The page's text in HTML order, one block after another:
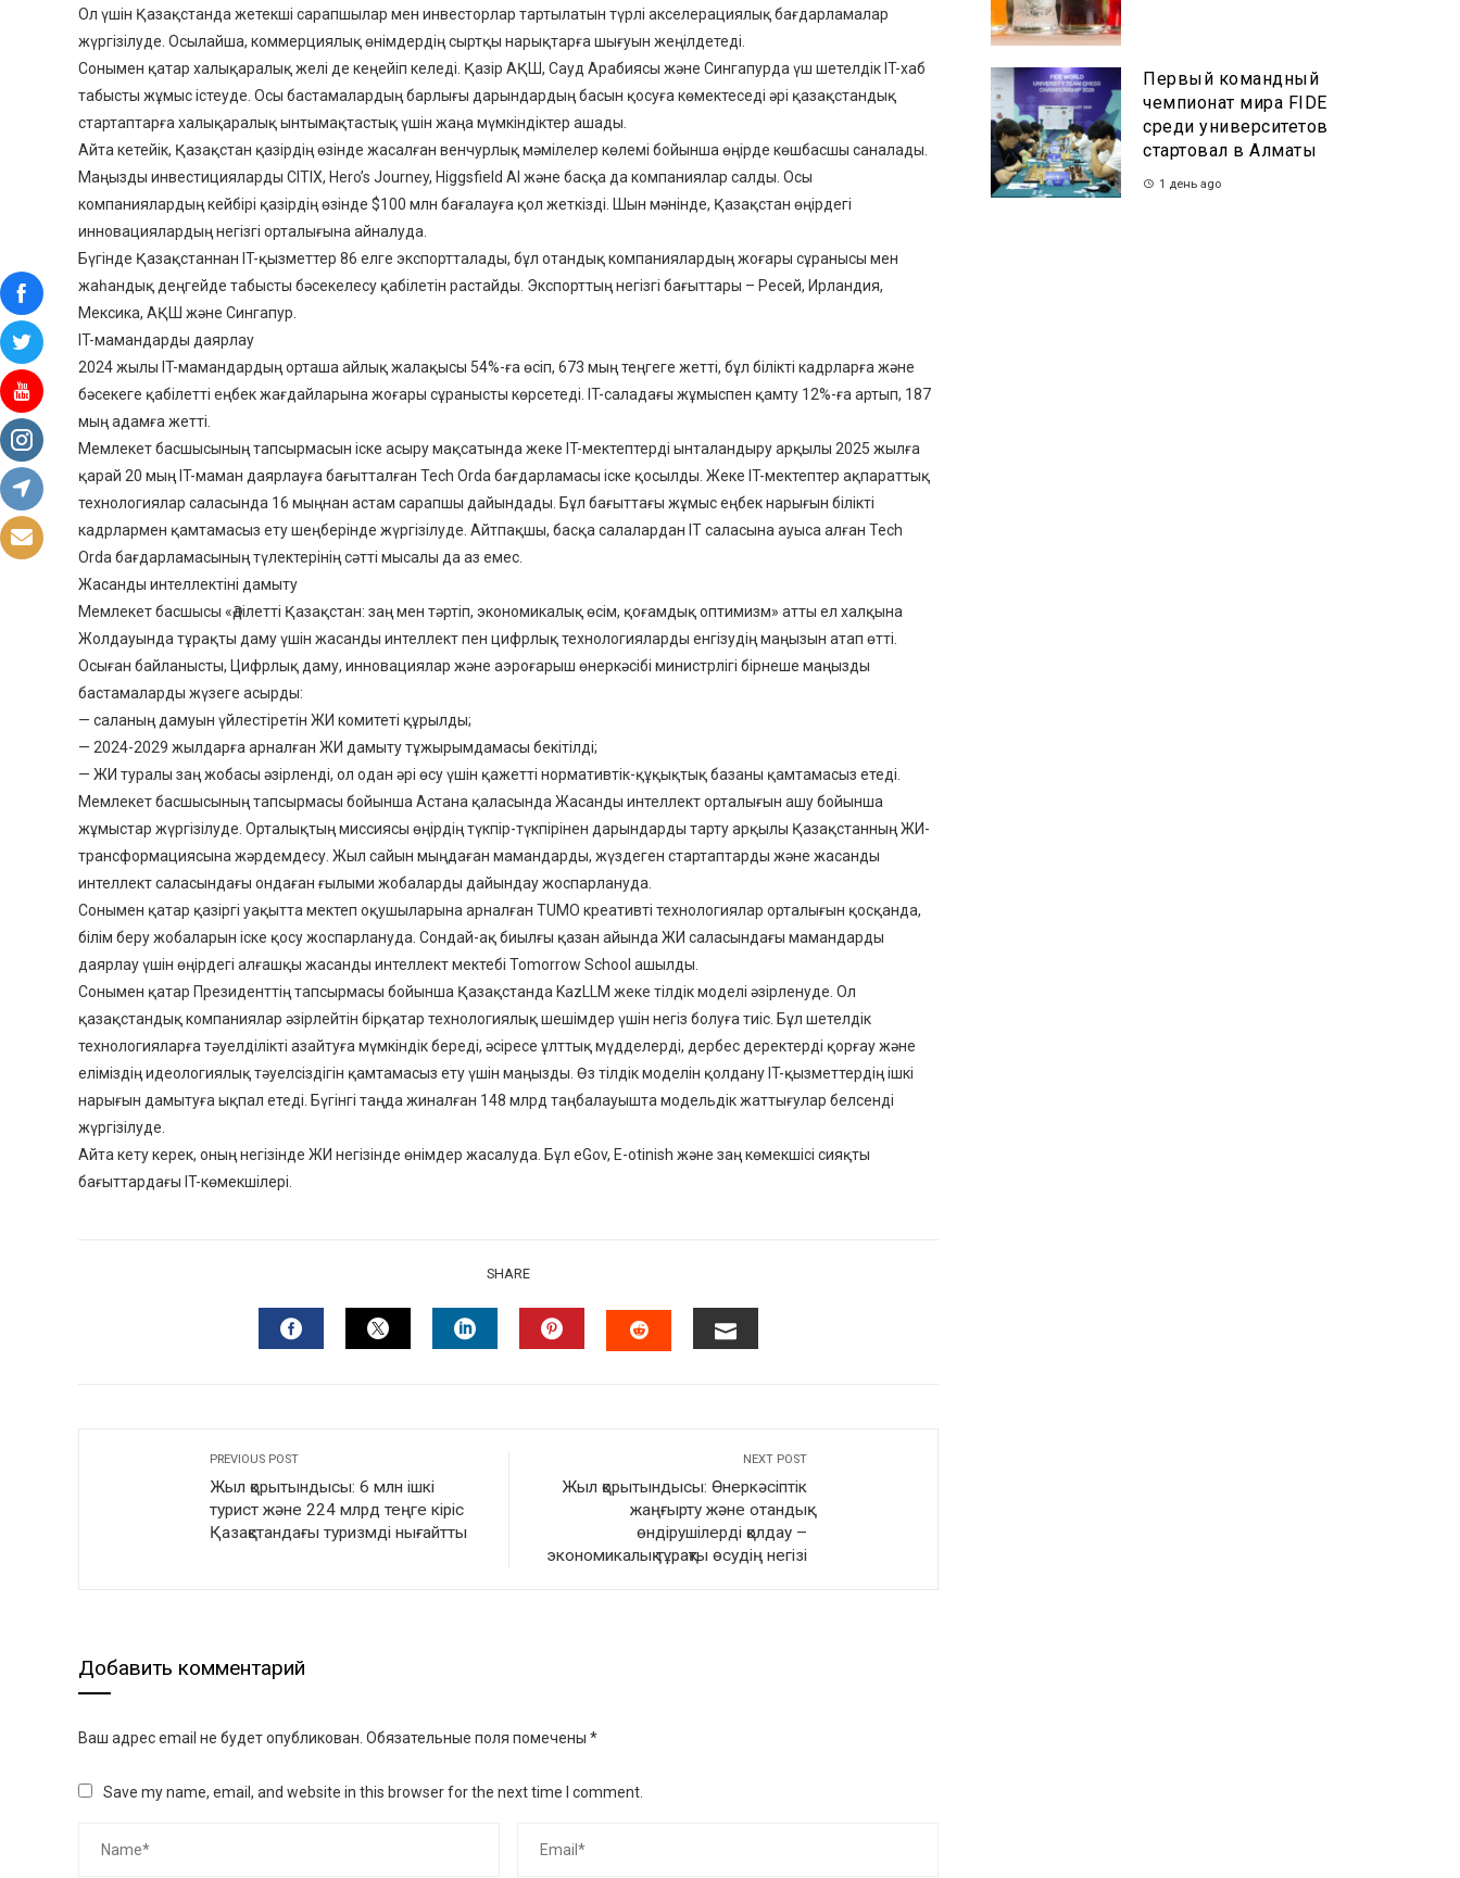
Ол үшін Қазақстанда жетекші сарапшылар мен инвесторлар тартылатын түрлі акселерациялық бағдарламалар
жүргізілуде. Осылайша, коммерциялық өнімдердің сыртқы нарықтарға шығуын жеңілдетеді.
Сонымен қатар халықаралық желі де кеңейіп келеді. Қазір АҚШ, Сауд Арабиясы және Сингапурда үш шетелдік IT-хаб
табысты жұмыс істеуде. Осы бастамалардың барлығы дарындардың басын қосуға көмектеседі әрі қазақстандық
стартаптарға халықаралық ынтымақтастық үшін жаңа мүмкіндіктер ашады.
Айта кетейік, Қазақстан қазірдің өзінде жасалған венчурлық мәмілелер көлемі бойынша өңірде көшбасшы саналады.
Маңызды инвестицияларды CITIX, Hero’s Journey, Higgsfield AI және басқа да компаниялар салды. Осы
компаниялардың кейбірі қазірдің өзінде $100 млн бағалауға қол жеткізді. Шын мәнінде, Қазақстан өңірдегі
инновациялардың негізгі орталығына айналуда.
Бүгінде Қазақстаннан IT-қызметтер 86 елге экспортталады, бұл отандық компаниялардың жоғары сұранысы мен
жаһандық деңгейде табысты бәсекелесу қабілетін растайды. Экспорттың негізгі бағыттары – Ресей, Ирландия,
Мексика, АҚШ және Сингапур.
IT-мамандарды даярлау
2024 жылы IT-мамандардың орташа айлық жалақысы 54%-ға өсіп, 673 мың теңгеге жетті, бұл білікті кадрларға және
бәсекеге қабілетті еңбек жағдайларына жоғары сұранысты көрсетеді. IT-саладағы жұмыспен қамту 12%-ға артып, 187
мың адамға жетті.
Мемлекет басшысының тапсырмасын іске асыру мақсатында жеке IT-мектептерді ынталандыру арқылы 2025 жылға
қарай 20 мың IT-маман даярлауға бағытталған Tech Orda бағдарламасы іске қосылды. Жеке IT-мектептер ақпараттық
технологиялар саласында 16 мыңнан астам сарапшы дайындады. Бұл бағыттағы жұмыс еңбек нарығын білікті
кадрлармен қамтамасыз ету шеңберінде жүргізілуде. Айтпақшы, басқа салалардан IT саласына ауыса алған Tech
Orda бағдарламасының түлектерінің сәтті мысалы да аз емес.
Жасанды интеллектіні дамыту
Мемлекет басшысы «Әділетті Қазақстан: заң мен тәртіп, экономикалық өсім, қоғамдық оптимизм» атты ел халқына
Жолдауында тұрақты даму үшін жасанды интеллект пен цифрлық технологияларды енгізудің маңызын атап өтті.
Осыған байланысты, Цифрлық даму, инновациялар және аэроғарыш өнеркәсібі министрлігі бірнеше маңызды
бастамаларды жүзеге асырды:
— саланың дамуын үйлестіретін ЖИ комитеті құрылды;
— 2024-2029 жылдарға арналған ЖИ дамыту тұжырымдамасы бекітілді;
— ЖИ туралы заң жобасы әзірленді, ол одан әрі өсу үшін қажетті нормативтік-құқықтық базаны қамтамасыз етеді.
Мемлекет басшысының тапсырмасы бойынша Астана қаласында Жасанды интеллект орталығын ашу бойынша
жұмыстар жүргізілуде. Орталықтың миссиясы өңірдің түкпір-түкпірінен дарындарды тарту арқылы Қазақстанның ЖИ-
трансформациясына жәрдемдесу. Жыл сайын мыңдаған мамандарды, жүздеген стартаптарды және жасанды
интеллект саласындағы ондаған ғылыми жобаларды дайындау жоспарлануда.
Сонымен қатар қазіргі уақытта мектеп оқушыларына арналған TUMO креативті технологиялар орталығын қосқанда,
білім беру жобаларын іске қосу жоспарлануда. Сондай-ақ биылғы қазан айында ЖИ саласындағы мамандарды
даярлау үшін өңірдегі алғашқы жасанды интеллект мектебі Tomorrow School ашылды.
Сонымен қатар Президенттің тапсырмасы бойынша Қазақстанда KazLLM жеке тілдік моделі әзірленуде. Ол
қазақстандық компаниялар әзірлейтін бірқатар технологиялық шешімдер үшін негіз болуға тиіс. Бұл шетелдік
технологияларға тәуелділікті азайтуға мүмкіндік береді, әсіресе ұлттық мүдделерді, дербес деректерді қорғау және
еліміздің идеологиялық тәуелсіздігін қамтамасыз ету үшін маңызды. Өз тілдік моделін қолдану IT-қызметтердің ішкі
нарығын дамытуға ықпал етеді. Бүгінгі таңда жиналған 148 млрд таңбалауышта модельдік жаттығулар белсенді
жүргізілуде.
Айта кету керек, оның негізінде ЖИ негізінде өнімдер жасалуда. Бұл eGov, E-otinish және заң көмекшісі сияқты
бағыттардағы IT-көмекшілері.
SHARE
PREVIOUS POST
Жыл қорытындысы: 6 млн ішкі
турист және 224 млрд теңге кіріс
Қазақстандағы туризмді нығайтты
NEXT POST
Жыл қорытындысы: Өнеркәсіптік
жаңғырту және отандық
өндірушілерді қолдау –
экономикалық тұрақты өсудің негізі
Добавить комментарий
Ваш адрес email не будет опубликован. Обязательные поля помечены *
Save my name, email, and website in this browser for the next time I comment.
Первый командный
чемпионат мира FIDE
среди университетов
стартовал в Алматы
1 день ago